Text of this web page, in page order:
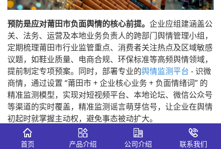
预防是应对莆田市负面舆情的核心前提。 企业应组建涵盖公
关、法务、运营及本地业务负责人的跨部门舆情管理小组，
定期梳理莆田市行业监管重点、消费者关注热点及区域敏感
议题，如鞋业质量、电商合规、环保标准等高频舆情领域，
提前制定专项预案。同时，部署专业的舆情监测平台 - 识微
商情，通过设置 “莆田市 + 企业核心业务 + 负面情绪词” 的
精准监测模型，实现对短视频平台、本地论坛、微信公众号
等渠道的实时覆盖，精准监测谣言萌芽信号，让企业在舆情
初起时就掌握主动权，避免事态被动扩大。
科学响应是化解莆田市负面舆情的关键环节。
舆情爆发后，
首页 产品介绍 公司介绍 联系我们